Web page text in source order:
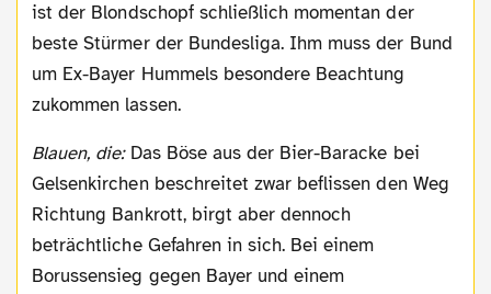
ist der Blondschopf schließlich momentan der
beste Stürmer der Bundesliga. Ihm muss der Bund
um Ex-Bayer Hummels besondere Beachtung
zukommen lassen.
Blauen, die:Das Böse aus der Bier-Baracke bei
Gelsenkirchen beschreitet zwar beflissen den Weg
Richtung Bankrott, birgt aber dennoch
beträchtliche Gefahren in sich. Bei einem
Borussensieg gegen Bayer und einem